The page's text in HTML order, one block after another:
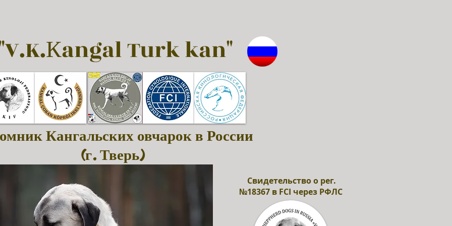
Turk kan"
Кангальских овчарок в России
(г. Тверь)
Свидетельство о рег.
№18367 в FCI через РФЛС